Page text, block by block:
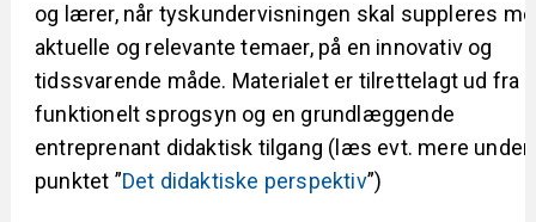
og lærer, når tyskundervisningen skal suppleres
aktuelle og relevante temaer, på en innovativ og
tidssvarende måde. Materialet er tilrettelagt ud fra
funktionelt sprogsyn og en grundlæggende
entreprenant didaktisk tilgang (læs evt. mere under
punktet ”Det didaktiske perspektiv”)